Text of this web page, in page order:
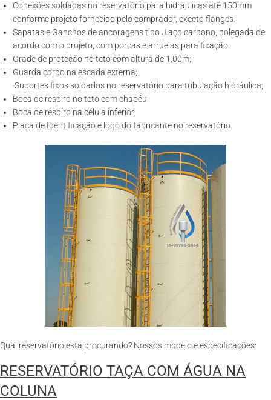
Conexões soldadas no reservatório para hidráulicas até 150mm
conforme projeto fornecido pelo comprador, exceto flanges.
Sapatas e Ganchos de ancoragens tipo J aço carbono, polegada de
acordo com o projeto, com porcas e arruelas para fixação.
Grade de proteção no teto com altura de 1,00m;
Guarda corpo na escada externa;
·Suportes fixos soldados no reservatório para tubulação hidráulica;
Boca de respiro no teto com chapéu
Boca de respiro na célula inferior;
Placa de Identificação e logo do fabricante no reservatório.
Qual reservatório está procurando? Nossos modelo e especificações:
RESERVATÓRIO TAÇA COM ÁGUA NA
COLUNA